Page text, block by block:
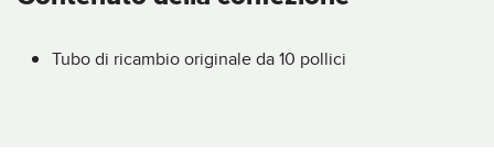
Tubo di ricambio originale da 10 pollici